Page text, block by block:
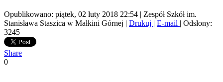
Opublikowano: piątek, 02 luty 2018 22:54 | Zespół Szkół im.
Stanisława Staszica w Małkini Górnej | Drukuj | E-mail | Odsłony:
3245
Share
0